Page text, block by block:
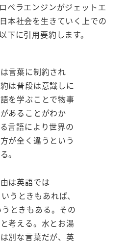
ペラエンジンがジェットエ
本社会を生きていく上での
下に引用要約します。
言葉に制約され
は普段は意識しに
を学ぶことで物事
あることがわか
言語により世界の
が全く違うという
。
は英語では
うときもあれば、
ときもある。その
考える。水とお湯
別な言葉だが、英